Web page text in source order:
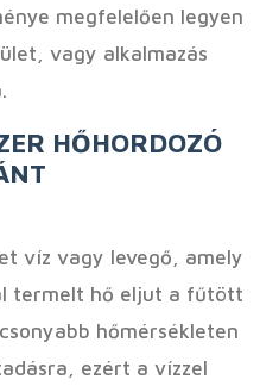
megfelelően legyen
vagy alkalmazás
HŐHORDOZÓ
víz vagy levegő, amely
termelt hő eljut a fűtött
hőmérsékleten
ezért a vízzel